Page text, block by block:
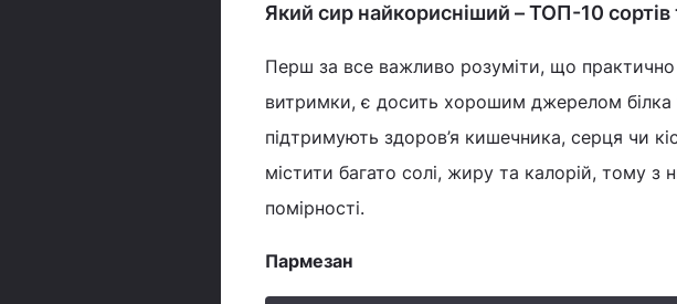
Який сир найкорисніший – ТОП-10 сортів
Перш за все важливо розуміти, що практично
витримки, є досить хорошим джерелом білка
підтримують здоров’я кишечника, серця чи
містити багато солі, жиру та калорій, тому
помірності.
Пармезан